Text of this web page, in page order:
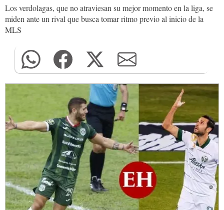
Los verdolagas, que no atraviesan su mejor momento en la liga, se
miden ante un rival que busca tomar ritmo previo al inicio de la
MLS